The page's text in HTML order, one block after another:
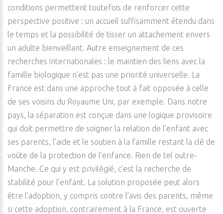
conditions permettent toutefois de renforcer cette
perspective positive : un accueil suffisamment étendu dans
le temps et la possibilité de tisser un attachement envers
un adulte bienveillant. Autre enseignement de ces
recherches internationales : le maintien des liens avec la
famille biologique n’est pas une priorité universelle. La
France est dans une approche tout à fait opposée à celle
de ses voisins du Royaume Uni, par exemple. Dans notre
pays, la séparation est conçue dans une logique provisoire
qui doit permettre de soigner la relation de l’enfant avec
ses parents, l’aide et le soutien à la famille restant la clé de
voûte de la protection de l’enfance. Rien de tel outre-
Manche. Ce qui y est privilégié, c’est la recherche de
stabilité pour l’enfant. La solution proposée peut alors
être l’adoption, y compris contre l’avis des parents, même
si cette adoption, contrairement à la France, est ouverte